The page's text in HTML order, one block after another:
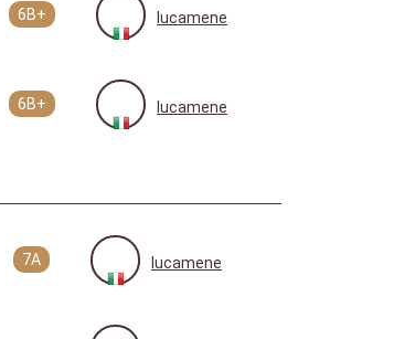
6B+ lucamene
6B+
lucamene
7A lucamene